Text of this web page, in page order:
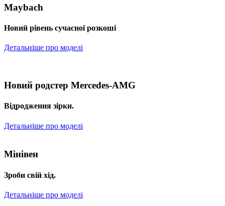
Maybach
Новий рівень сучасної розкоші
Детальніше про моделі
Новий родстер Mercedes-AMG
Відродження зірки.
Детальніше про моделі
Мінівен
Зроби свій хід.
Детальніше про моделі